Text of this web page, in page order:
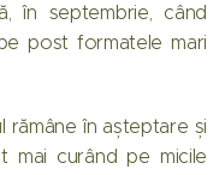
în septembrie, când
post formatele mari
rămâne în așteptare și
mai curând pe micile